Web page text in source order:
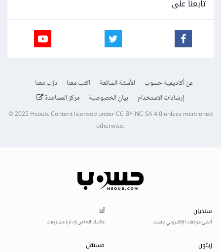
تابعنا على
عن أكاديمية حسوب الأسئلة الشائعة اكتب معنا
درّب معنا
إرشادات الاستخدام
بيان الخصوصية مركز المساعدة
© 2025Hsoub.Content licensed underCC BY-NC-SA 4.0unless mentioned
otherwise.